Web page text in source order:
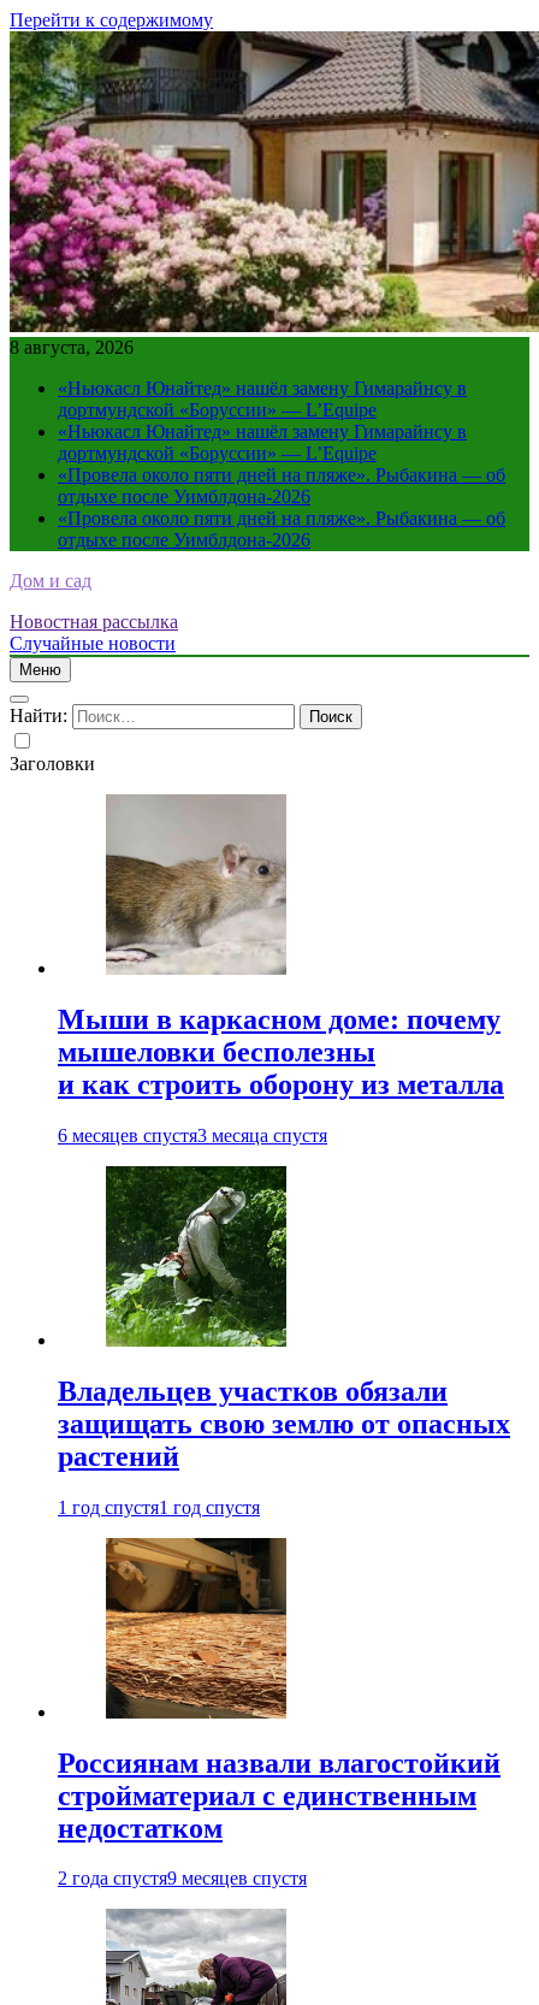
Перейти к содержимому
8 августа, 2026
«Ньюкасл Юнайтед» нашёл замену Гимарайнсу в
дортмундской «Боруссии» — L’Equipe
«Ньюкасл Юнайтед» нашёл замену Гимарайнсу в
дортмундской «Боруссии» — L’Equipe
«Провела около пяти дней на пляже». Рыбакина — об
отдыхе после Уимблдона-2026
«Провела около пяти дней на пляже». Рыбакина — об
отдыхе после Уимблдона-2026
Дом и сад
Новостная рассылка
Случайные новости
Меню
Найти:
Заголовки
Мыши в каркасном доме: почему
мышеловки бесполезны
и как строить оборону из металла
6 месяцев спустя3 месяца спустя
Владельцев участков обязали
защищать свою землю от опасных
растений
1 год спустя1 год спустя
Россиянам назвали влагостойкий
стройматериал с единственным
недостатком
2 года спустя9 месяцев спустя